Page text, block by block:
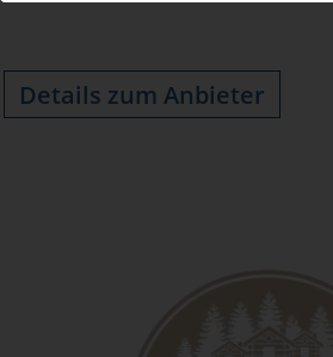
Details zum Anbieter